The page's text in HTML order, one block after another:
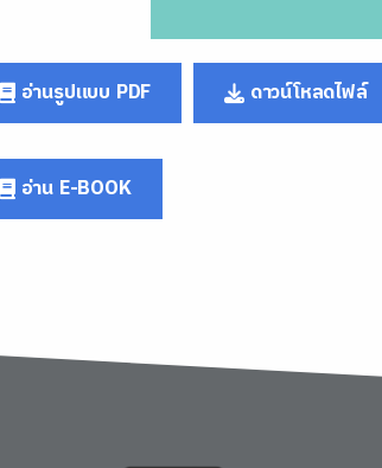
อ่านรูปแบบ PDF ดาวน์โหลดไฟล์
อ่าน E-BOOK